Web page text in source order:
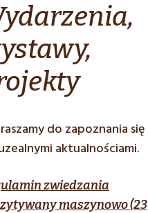
do zapoznania się
aktualnościami.
zwiedzania
maszynowo (23